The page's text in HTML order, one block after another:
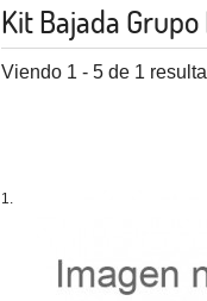
Kit Bajada Grupo
Viendo 1 - 5 de 1
1.